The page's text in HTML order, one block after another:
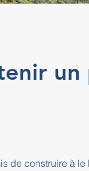
un
de construire à